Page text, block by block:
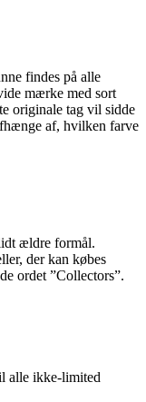
findes på alle
mærke med sort
originale tag vil sidde
af, hvilken farve
ældre formål.
der kan købes
ordet ”Collectors”.
alle ikke-limited